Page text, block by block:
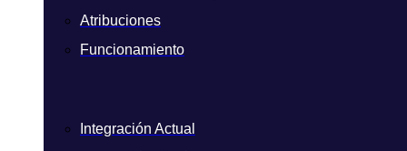
Atribuciones
Funcionamiento
Integración Actual